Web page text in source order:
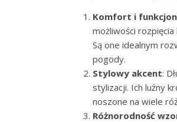
Komfort i
możliwości
Są one idealnym
pogody.
Stylowy akcent:
stylizacji. Ich luźny
noszone na wiele
Różnorodność